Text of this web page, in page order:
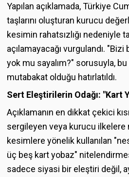
Yapılan açıklamada, Türkiye
taşlarını oluşturan kurucu
kesimin rahatsızlığı nedeniyle
açılamayacağı vurgulandı.
yok mu sayalım?" sorusuyla,
mutabakat olduğu hatırlatıldı.
Sert Eleştirilerin Odağı: "Kart
Açıklamanın en dikkat çekici
sergileyen veya kurucu ilkelere
kesimlere yönelik kullanılan
üç beş kart yobaz"
sadece siyasi bir eleştiri değil,